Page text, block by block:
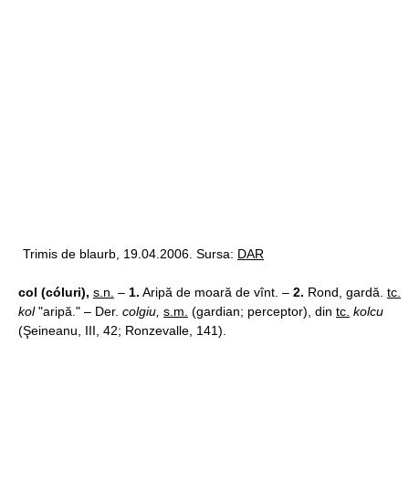
Trimis de blaurb, 19.04.2006. Sursa: DAR
col (cóluri), s.n. – 1. Aripă de moară de vînt. – 2. Rond, gardă. tc.
kol"aripă." – Der. colgiu, s.m. (gardian; perceptor), din tc. kolcu
(Şeineanu, III, 42; Ronzevalle, 141).